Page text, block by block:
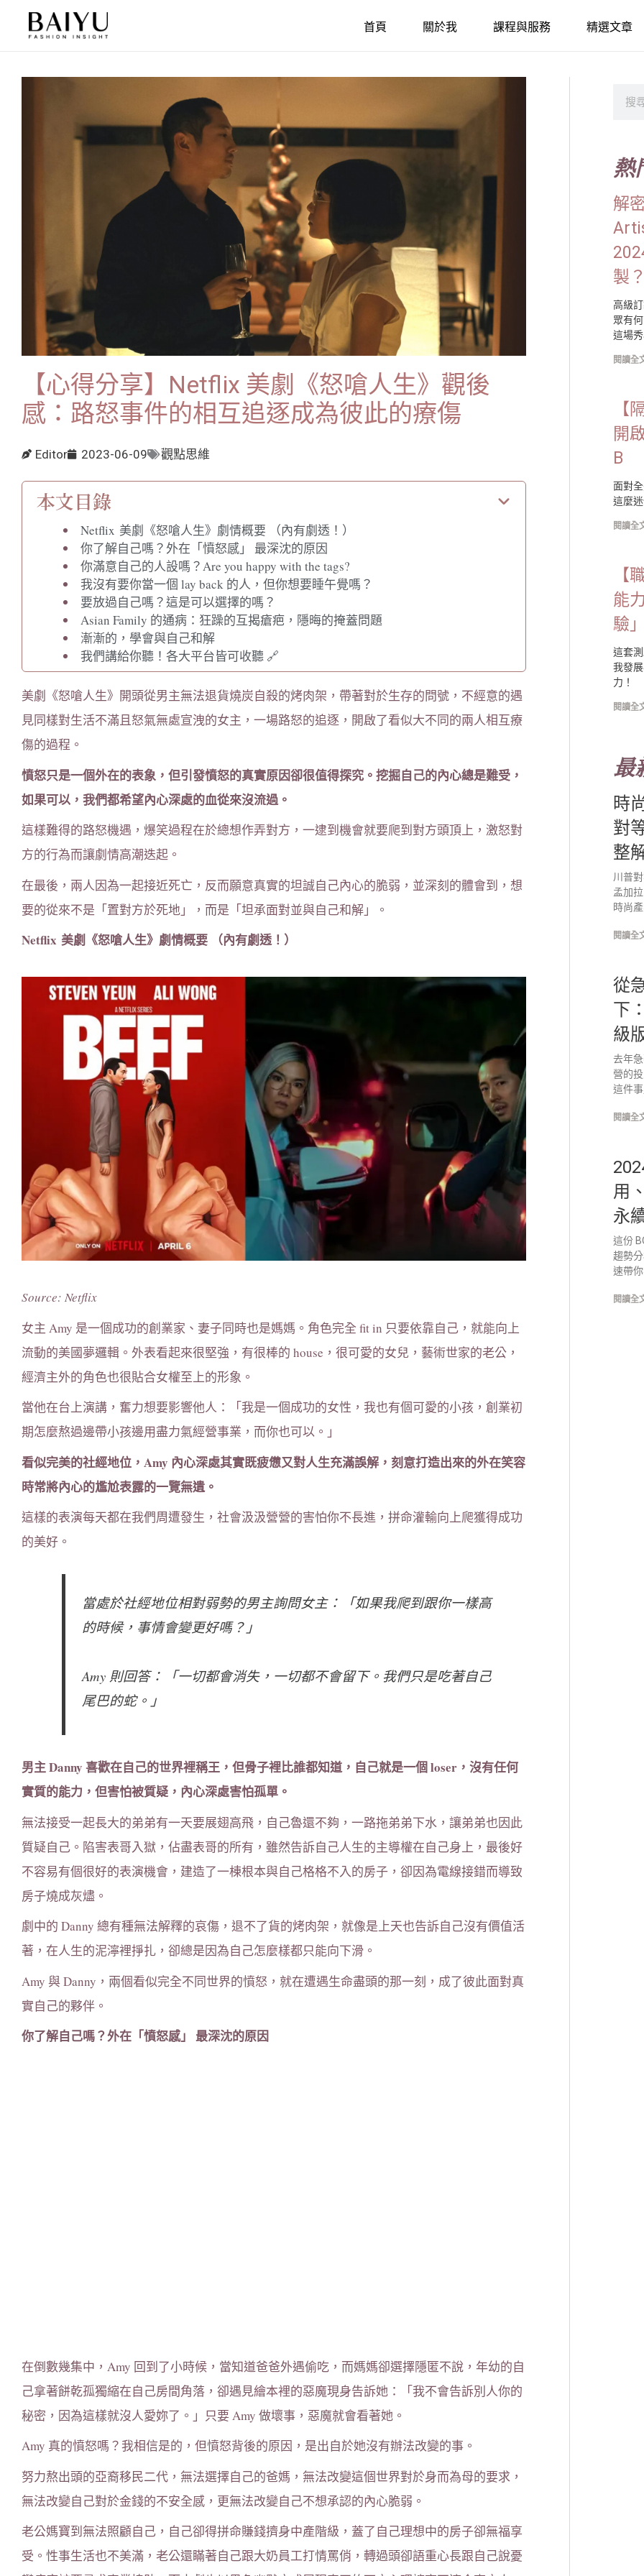
首頁 關於我 課程與服務 精選文章
【心得分享】Netflix 美劇《怒嗆人生》觀後
感：路怒事件的相互追逐成為彼此的療傷
Editor 2023-06-09 觀點思維
本文目錄
Netflix 美劇《怒嗆人生》劇情概要 （內有劇透！）
你了解自己嗎？外在「憤怒感」 最深沈的原因
你滿意自己的人設嗎？Are you happy with the tags?
我沒有要你當一個 lay back 的人，但你想要睡午覺嗎？
要放過自己嗎？這是可以選擇的嗎？
Asian Family 的通病：狂躁的互揭瘡疤，隱晦的掩蓋問題
漸漸的，學會與自己和解
我們講給你聽！各大平台皆可收聽 🔗
美劇《怒嗆人生》開頭從男主無法退貨燒炭自殺的烤肉架，帶著對於生存的問號，不經意的遇
見同樣對生活不滿且怒氣無處宣洩的女主，一場路怒的追逐，開啟了看似大不同的兩人相互療
傷的過程。
憤怒只是一個外在的表象，但引發憤怒的真實原因卻很值得探究。挖掘自己的內心總是難受，
如果可以，我們都希望內心深處的血從來沒流過。
這樣難得的路怒機遇，爆笑過程在於總想作弄對方，一逮到機會就要爬到對方頭頂上，激怒對
方的行為而讓劇情高潮迭起。
在最後，兩人因為一起接近死亡，反而願意真實的坦誠自己內心的脆弱，並深刻的體會到，想
要的從來不是「置對方於死地」，而是「坦承面對並與自己和解」。
Netflix 美劇《怒嗆人生》劇情概要 （內有劇透！）
Source: Netflix
女主 Amy 是一個成功的創業家、妻子同時也是媽媽。角色完全 fit in 只要依靠自己，就能向上
流動的美國夢邏輯。外表看起來很堅強，有很棒的 house，很可愛的女兒，藝術世家的老公，
經濟主外的角色也很貼合女權至上的形象。
當他在台上演講，奮力想要影響他人：「我是一個成功的女性，我也有個可愛的小孩，創業初
期怎麼熬過邊帶小孩邊用盡力氣經營事業，而你也可以。」
看似完美的社經地位，Amy 內心深處其實既疲憊又對人生充滿誤解，刻意打造出來的外在笑容
時常將內心的尷尬表露的一覽無遺。
這樣的表演每天都在我們周遭發生，社會汲汲營營的害怕你不長進，拼命灌輸向上爬獲得成功
的美好。
當處於社經地位相對弱勢的男主詢問女主：「如果我爬到跟你一樣高
的時候，事情會變更好嗎？」
Amy 則回答：「一切都會消失，一切都不會留下。我們只是吃著自己
尾巴的蛇。」
男主 Danny 喜歡在自己的世界裡稱王，但骨子裡比誰都知道，自己就是一個 loser，沒有任何
實質的能力，但害怕被質疑，內心深處害怕孤單。
無法接受一起長大的弟弟有一天要展翅高飛，自己魯還不夠，一路拖弟弟下水，讓弟弟也因此
質疑自己。陷害表哥入獄，佔盡表哥的所有，雖然告訴自己人生的主導權在自己身上，最後好
不容易有個很好的表演機會，建造了一棟根本與自己格格不入的房子，卻因為電線接錯而導致
房子燒成灰燼。
劇中的 Danny 總有種無法解釋的哀傷，退不了貨的烤肉架，就像是上天也告訴自己沒有價值活
著，在人生的泥濘裡掙扎，卻總是因為自己怎麼樣都只能向下滑。
Amy 與 Danny，兩個看似完全不同世界的憤怒，就在遭遇生命盡頭的那一刻，成了彼此面對真
實自己的夥伴。
你了解自己嗎？外在「憤怒感」 最深沈的原因
在倒數幾集中，Amy 回到了小時候，當知道爸爸外遇偷吃，而媽媽卻選擇隱匿不說，年幼的自
己拿著餅乾孤獨縮在自己房間角落，卻遇見繪本裡的惡魔現身告訴她：「我不會告訴別人你的
秘密，因為這樣就沒人愛妳了。」只要 Amy 做壞事，惡魔就會看著她。
Amy 真的憤怒嗎？我相信是的，但憤怒背後的原因，是出自於她沒有辦法改變的事。
努力熬出頭的亞裔移民二代，無法選擇自己的爸媽，無法改變這個世界對於身而為母的要求，
無法改變自己對於金錢的不安全感，更無法改變自己不想承認的內心脆弱。
老公媽寶到無法照顧自己，自己卻得拼命賺錢擠身中產階級，蓋了自己理想中的房子卻無福享
受。性事生活也不美滿，老公還瞞著自己跟大奶員工打情罵俏，轉過頭卻語重心長跟自己說憂
熱
解
製
高級
眾有
這場
閱讀全
【
開
B
面對
這麼
閱讀全
【
能
驗
這套
我發
力！
閱讀全
最
時
對
整
川普
孟加
時尚
閱讀全
從
下
級
去年
營的
這件
閱讀全
用
永
這份
趨勢
速帶
閱讀全